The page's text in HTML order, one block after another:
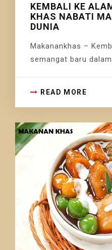
KEMBALI KE
KHAS NABATI
DUNIA
Makanankhas –
semangat baru
READ MORE